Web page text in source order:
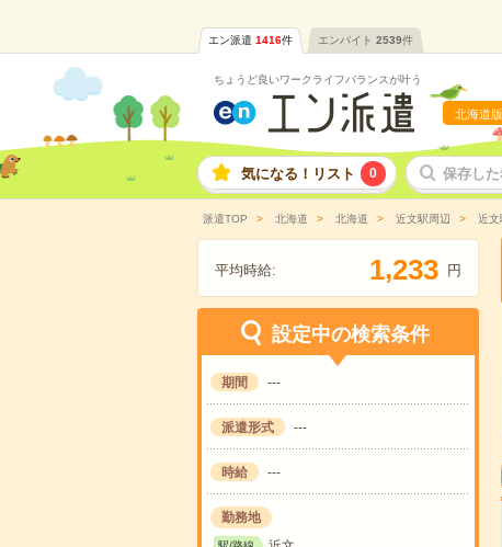
エン派遣 1416件 エンバイト 2539件
ちょうど良いワークライフバランスが叶う
北海道版
気になる！リスト 0 保存し
派遣TOP 北海道 北海道 近文駅周辺 近文
平均時給: 1,233 円
設定中の検索条件
期間 ---
派遣形式 ---
時給 ---
勤務地